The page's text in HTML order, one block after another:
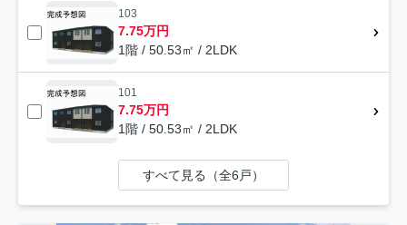
103
7.75万円
1階 / 50.53㎡ / 2LDK
101
7.75万円
1階 / 50.53㎡ / 2LDK
すべて見る（全6戸）